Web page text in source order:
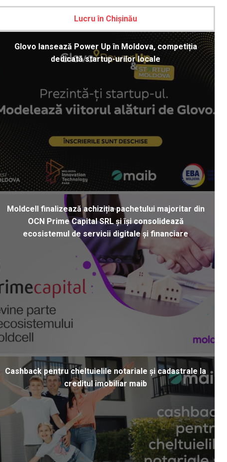
Lucru în Chișinău
Glovo lansează Power Up în Moldova, competiția
dedicată startup-urilor locale
Moldcell finalizează achiziția pachetului majoritar din
OCN Prime Capital SRL și își consolidează
ecosistemul de servicii digitale și financiare
Cashback pentru cheltuielile notariale și cadastrale la
creditul imobiliar maib